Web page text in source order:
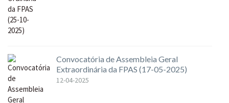
Convocatória de Assembleia Geral
Extraordinária da FPAS (17-05-2025)
12-04-2025